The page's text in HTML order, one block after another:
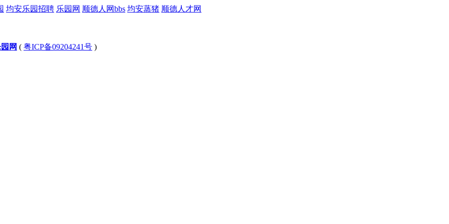
均安乐园招聘 乐园网 顺德人网bbs 均安蒸猪 顺德人才网
网 ( 粤ICP备09204241号 )